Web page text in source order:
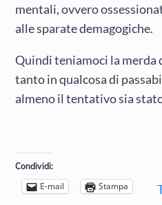
mentali, ovvero
alle sparate demagogiche.
Quindi teniamoci la merda
tanto in qualcosa di
almeno il tentativo sia
Condividi:
E-mail Stampa